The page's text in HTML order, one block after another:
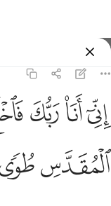
اني
إِنِّىٓ أَنَا۠ رَبُّكَ
ﲺﲻﲼ
ﳁ